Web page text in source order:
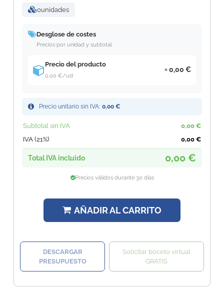
0unidades
Desglose de costes
Precios por unidad y subtotal
Precio del producto
0,00 €/ud
0,00 €
Precio unitario sin IVA: 0,00 €
Subtotal sin IVA
0,00 €
IVA (21%)
0,00 €
Total IVA incluido 0,00 €
Precios válidos durante 30 días
AÑADIR AL CARRITO
DESCARGAR
PRESUPUESTO
Solicitar boceto virtual
GRATIS